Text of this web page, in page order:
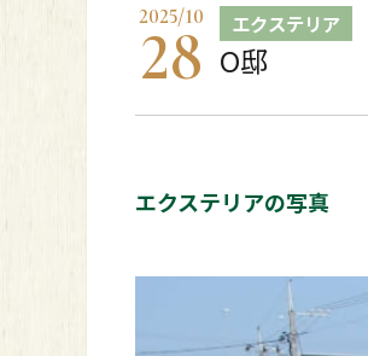
O邸
2025/10
28 エクステリア
エクステリアの写真